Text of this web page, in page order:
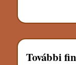
További